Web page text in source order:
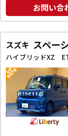
お問い合
スズキ スペー